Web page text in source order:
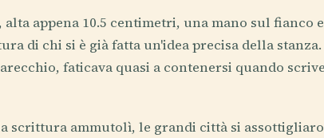
appena 10.5 centimetri, una mano sul fianco e
di chi si è già fatta un'idea precisa della stanza.
faticava quasi a contenersi quando
scrittura ammutolì, le grandi città si